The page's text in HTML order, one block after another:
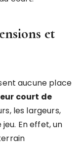
et
aucune place
court de
les largeurs,
En effet, un